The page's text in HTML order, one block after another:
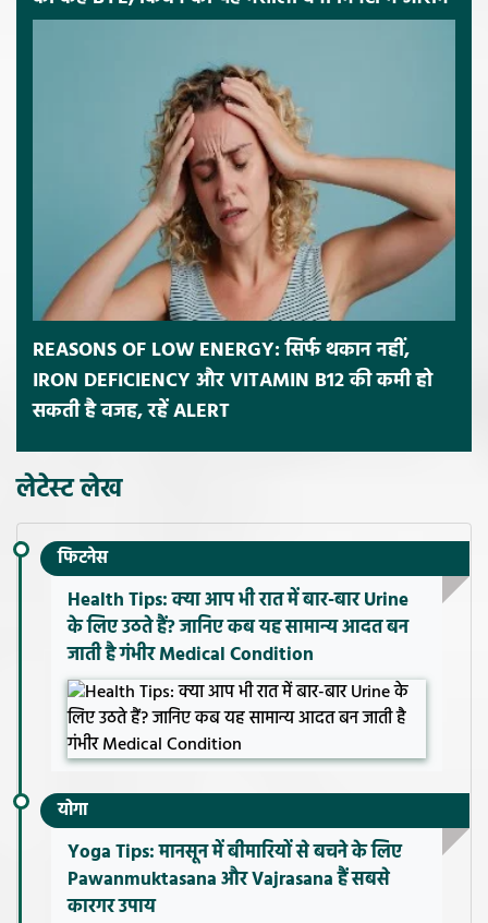
REASONS OF LOW ENERGY: सिर्फ थकान नहीं,
IRON DEFICIENCY और VITAMIN B12 की कमी हो
सकती है वजह, रहें ALERT
लेटेस्ट लेख
फिटनेस
Health Tips: क्या आप भी रात में बार-बार Urine
के लिए उठते हैं? जानिए कब यह सामान्य आदत बन
जाती है गंभीर Medical Condition
योगा
Yoga Tips: मानसून में बीमारियों से बचने के लिए
Pawanmuktasana और Vajrasana हैं सबसे
कारगर उपाय